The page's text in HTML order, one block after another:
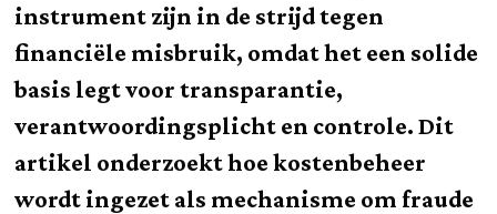
instrument zijn in de strijd tegen
financiële misbruik, omdat het een solide
basis legt voor transparantie,
verantwoordingsplicht en controle. Dit
artikel onderzoekt hoe kostenbeheer
wordt ingezet als mechanisme om fraude